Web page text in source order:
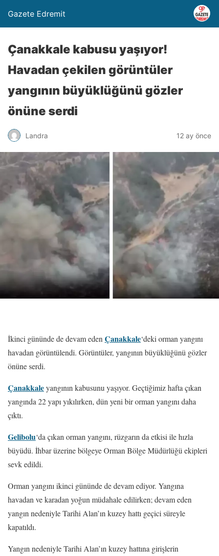
Gazete Edremit
Çanakkale kabusu yaşıyor!
Havadan çekilen görüntüler
yangının büyüklüğünü gözler
önüne serdi
Landra 12 ay önce
İkinci gününde de devam eden Çanakkale‘deki orman yangını
havadan görüntülendi. Görüntüler, yangının büyüklüğünü gözler
önüne serdi.
Çanakkaleyangının kabusunu yaşıyor. Geçtiğimiz hafta çıkan
yangında 22 yapı yıkılırken, dün yeni bir orman yangını daha
çıktı.
Gelibolu‘da çıkan orman yangını, rüzgarın da etkisi ile hızla
büyüdü. İhbar üzerine bölgeye Orman Bölge Müdürlüğü ekipleri
sevk edildi.
Orman yangını ikinci gününde de devam ediyor. Yangına
havadan ve karadan yoğun müdahale edilirken; devam eden
yangın nedeniyle Tarihi Alan’ın kuzey hattı geçici süreyle
kapatıldı.
Yangın nedeniyle Tarihi Alan’ın kuzey hattına girişlerin